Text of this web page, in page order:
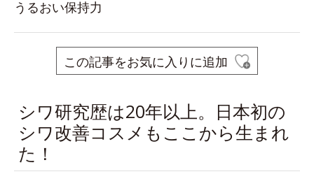
うるおい保持力
この記事をお気に入りに追加
シワ研究歴は20年以上。日本初の
シワ改善コスメもここから生まれ
た！